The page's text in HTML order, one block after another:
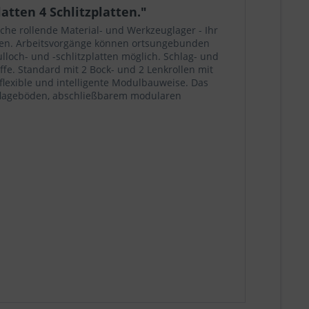
4 Schlitzplatten."
rollende Material- und Werkzeuglager - Ihr
Arbeitsvorgänge können ortsungebunden
und -schlitzplatten möglich. Schlag- und
Standard mit 2 Bock- und 2 Lenkrollen mit
und intelligente Modulbauweise. Das
abschließbarem modularen